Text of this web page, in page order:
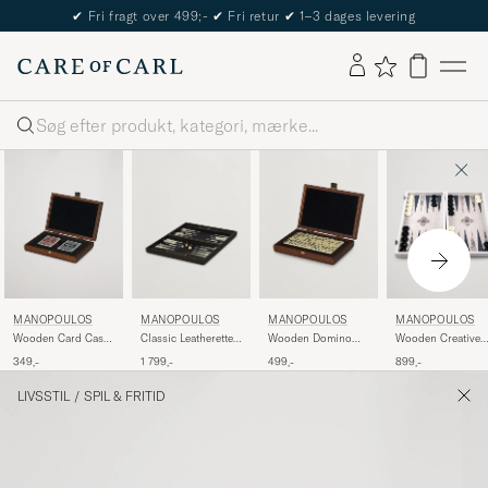
✔ Fri fragt over 499;- ✔ Fri retur ✔ 1–3 dages levering
Søg
MANOPOULOS
Wooden Card Case
349,-
MANOPOULOS
Classic Leatherette
Black
1 799,-
MANOPOULOS
Wooden Domino
499,-
MANOPOULOS
Wooden Creative
Backgammon
899,-
LIVSSTIL / SPIL & FRITID